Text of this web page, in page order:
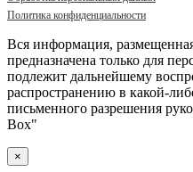
Политика конфиденциальности
Вся информация,
предназначена только для
подлежит дальнейшему
распространению в какой-
письменного разрешения
Box"
×